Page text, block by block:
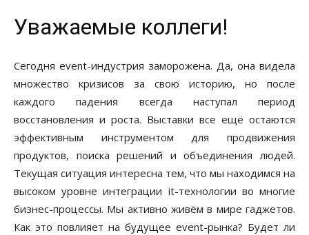
Уважаемые коллеги!
Сегодня event-индустрия заморожена. Да, она видела
множество кризисов за свою историю, но после
каждого падения всегда наступал период
восстановления и роста. Выставки все ещё остаются
эффективным инструментом для продвижения
продуктов, поиска решений и объединения людей.
Текущая ситуация интересна тем, что мы находимся на
высоком уровне интеграции it-технологии во многие
бизнес-процессы. Мы активно живём в мире гаджетов.
Как это повлияет на будущее event-рынка? Будет ли